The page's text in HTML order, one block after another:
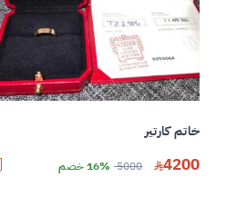
خاتم كارتير
4200
5000 16% خصم